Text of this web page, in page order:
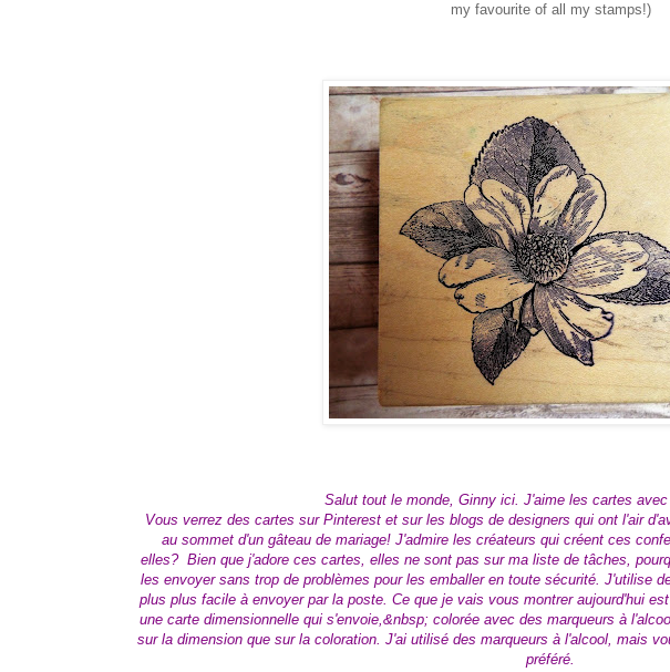
my favourite of all my stamps!)
Salut tout le monde, Ginny ici. J'aime les cartes
Vous verrez des cartes sur Pinterest et sur les blogs de designers qui ont l'air
au sommet d'un gâteau de mariage! J'admire les créateurs qui créent ces
elles? Bien que j'adore ces cartes, elles ne sont pas sur ma liste de tâches,
les envoyer sans trop de problèmes pour les emballer en toute sécurité. J'utilise
plus plus facile à envoyer par la poste. Ce que je vais vous montrer aujourd'hui
une carte dimensionnelle qui s'envoie,&nbsp; colorée avec des marqueurs à
sur la dimension que sur la coloration. J'ai utilisé des marqueurs à l'alcool, mais
préféré.